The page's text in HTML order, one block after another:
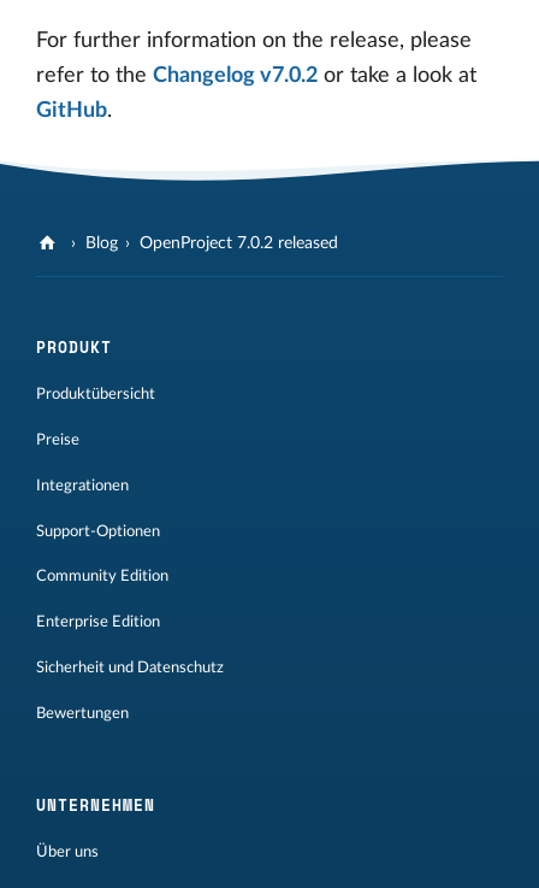
For further information on the release, please
refer to the Changelog v7.0.2 or take a look at
GitHub.
Blog OpenProject 7.0.2 released
PRODUKT
Produktübersicht
Preise
Integrationen
Support-Optionen
Community Edition
Enterprise Edition
Sicherheit und Datenschutz
Bewertungen
UNTERNEHMEN
Über uns